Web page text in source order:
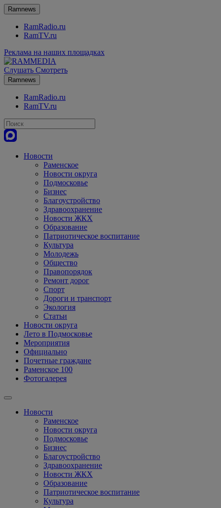
Ramnews
RamRadio.ru
RamTV.ru
Реклама на наших площадках
Слушать Смотреть
Ramnews
RamRadio.ru
RamTV.ru
Новости
Раменское
Новости округа
Подмосковье
Бизнес
Благоустройство
Здравоохранение
Новости ЖКХ
Образование
Патриотическое воспитание
Культура
Молодежь
Общество
Правопорядок
Ремонт дорог
Спорт
Дороги и транспорт
Экология
Статьи
Новости округа
Лето в Подмосковье
Мероприятия
Официально
Почетные граждане
Раменское 100
Фотогалерея
Новости
Раменское
Новости округа
Подмосковье
Бизнес
Благоустройство
Здравоохранение
Новости ЖКХ
Образование
Патриотическое воспитание
Культура